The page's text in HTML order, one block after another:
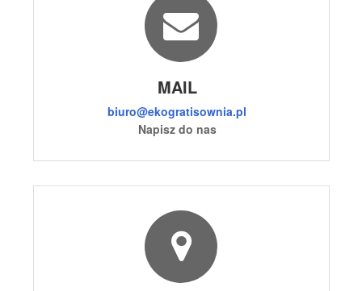
MAIL
biuro@ekogratisownia.pl
Napisz do nas